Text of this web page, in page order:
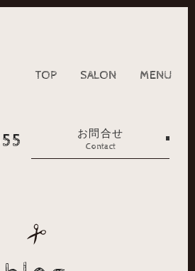
TOP SALON MENU
お問合せ
Contact